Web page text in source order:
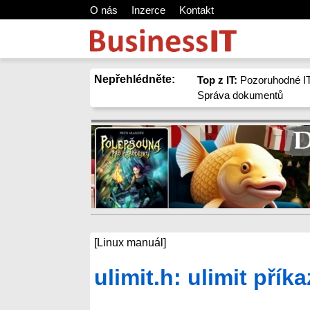
O nás Inzerce Kontakt
Nepřehlédněte: Top z IT: Pozoruhodné
Správa dokumentů
[Linux manuál]
ulimit.h: ulimit